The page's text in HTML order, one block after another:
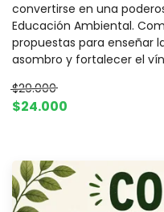
convertirse en una
Educación Ambiental.
propuestas para enseñar
asombro y fortalecer el
$29.000
$24.000